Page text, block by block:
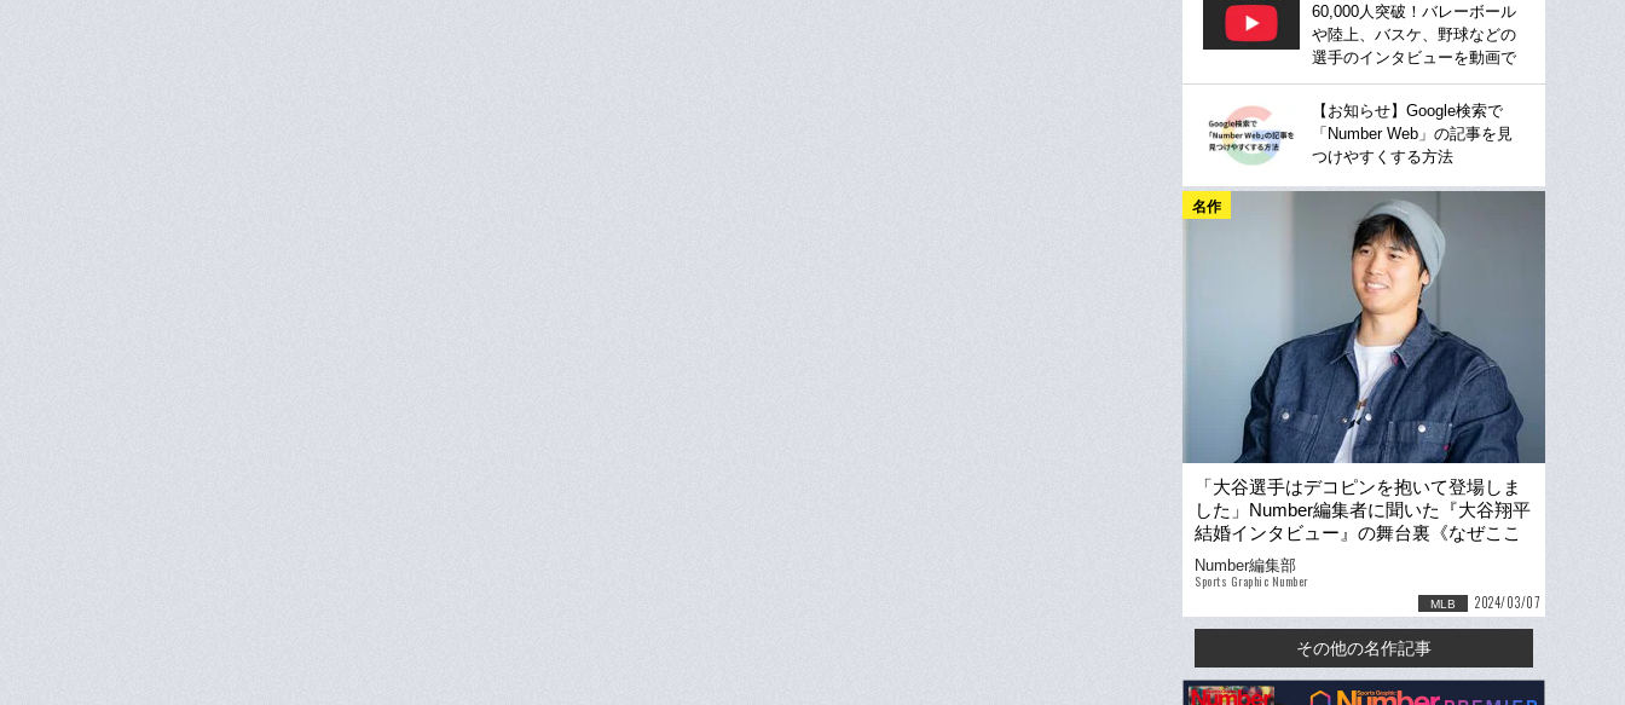
60,000人突破！バレーボール
や陸上、バスケ、野球などの
選手のインタビューを動画で
【お知らせ】Google検索で
「Number Web」の記事を見
つけやすくする方法
名作
「大谷選手はデコピンを抱いて登場しま
した」Number編集者に聞いた『大谷翔平
結婚インタビュー』の舞台裏《なぜここ
まで話をしてくれたのか？》
Number編集部
Sports Graphic Number
MLB 2024/03/07
その他の名作記事